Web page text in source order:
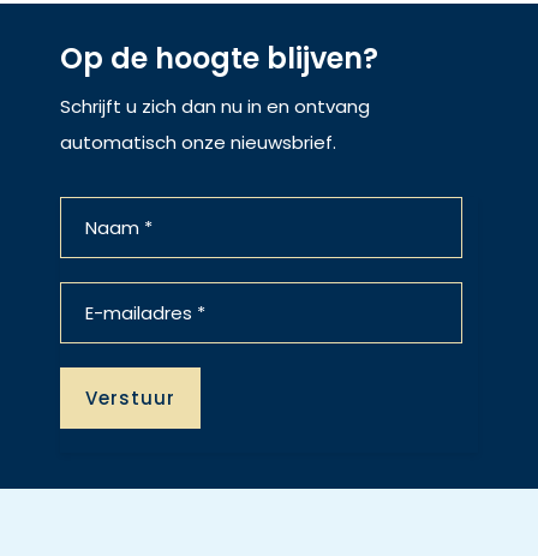
Op de hoogte blijven?
Schrijft u zich dan nu in en ontvang
automatisch onze nieuwsbrief.